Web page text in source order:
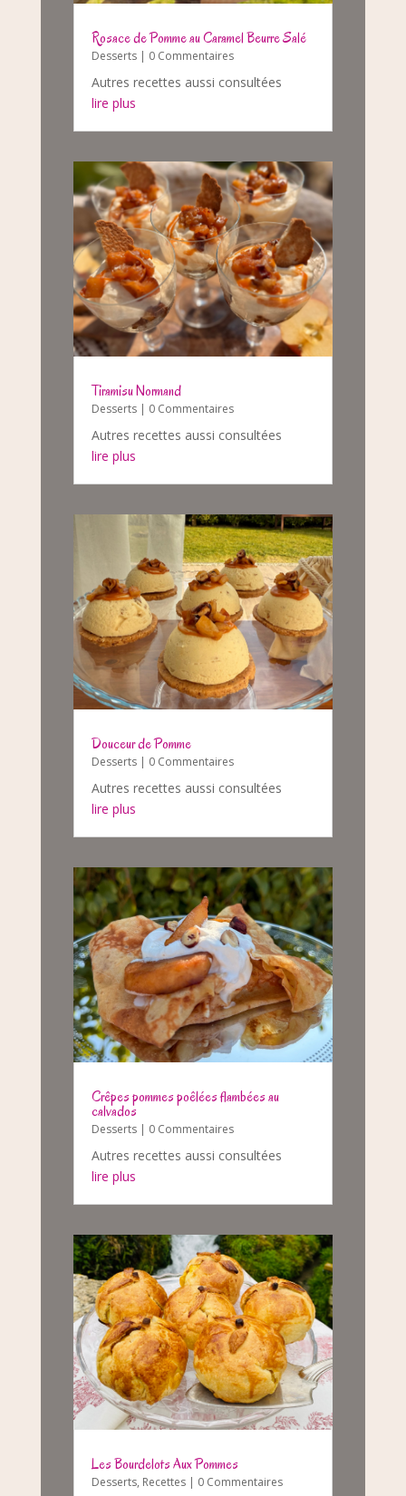
Rosace de Pomme au Caramel Beurre Salé
Desserts| 0 Commentaires
Autres recettes aussi consultées
lire plus
Tiramisu Normand
Desserts| 0 Commentaires
Autres recettes aussi consultées
lire plus
Douceur de Pomme
Desserts| 0 Commentaires
Autres recettes aussi consultées
lire plus
Crêpes pommes poêlées flambées au
calvados
Desserts| 0 Commentaires
Autres recettes aussi consultées
lire plus
Les Bourdelots Aux Pommes
Desserts, Recettes| 0 Commentaires